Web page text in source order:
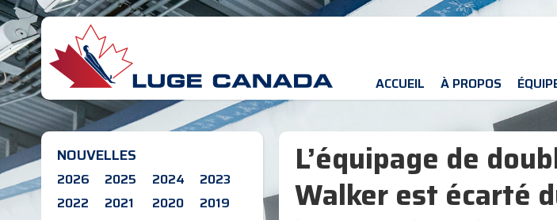
ACCUEIL À PROPOS
NOUVELLES
2026 2025 2024
2023
2022
2021 2020
2019
L’équipage de
Walker est écarté